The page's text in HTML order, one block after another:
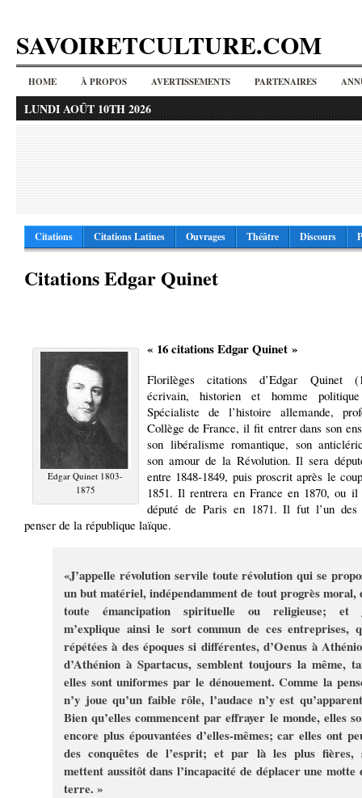
SAVOIRETCULTURE.COM
HOME À PROPOS AVERTISSEMENTS PARTENAIRES
LUNDI AOÛT 10TH 2026
Citations Citations Latines Ouvrages Théâtre Discours
Citations Edgar Quinet
Edgar Quinet 1803-
1875
« 16 citations Edgar Quinet »
Florilèges citations d’Edgar Quinet
écrivain, historien et homme
Spécialiste de l’histoire allemande,
Collège de France, il fit entrer dans son
son libéralisme romantique, son
son amour de la Révolution. Il sera
entre 1848-1849, puis proscrit après le
1851. Il rentrera en France en 1870, ou il
député de Paris en 1871. Il fut l’un
penser de la république laïque.
«J’appelle révolution servile toute révolution qui se
un but matériel, indépendamment de tout progrès moral,
toute émancipation spirituelle ou religieuse; et
m’explique ainsi le sort commun de ces entreprises,
répétées à des époques si différentes, d’Oenus à
d’Athénion à Spartacus, semblent toujours la même,
elles sont uniformes par le dénouement. Comme la
n’y joue qu’un faible rôle, l’audace n’y est
Bien qu’elles commencent par effrayer le monde, elles
encore plus épouvantées d’elles-mêmes; car elles ont
des conquêtes de l’esprit; et par là les plus fières,
mettent aussitôt dans l’incapacité de déplacer une motte
terre. »